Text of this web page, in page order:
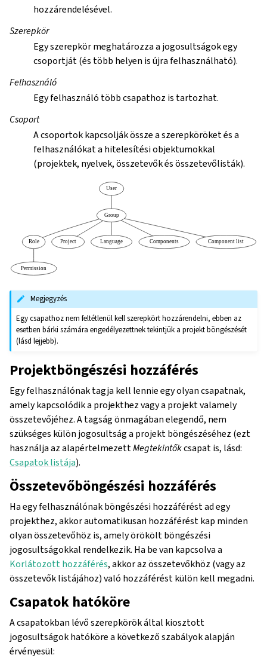
hozzárendelésével.
Szerepkör
Egy szerepkör meghatározza a jogosultságok egy
csoportját (és több helyen is újra felhasználható).
Felhasználó
Egy felhasználó több csapathoz is tartozhat.
Csoport
A csoportok kapcsolják össze a szerepköröket és a
felhasználókat a hitelesítési objektumokkal
(projektek, nyelvek, összetevők és összetevőlisták).
Megjegyzés
Egy csapathoz nem feltétlenül kell szerepkört hozzárendelni, ebben az
esetben bárki számára engedélyezettnek tekintjük a projekt böngészését
(lásd lejjebb).
Projektböngészési hozzáférés
Egy felhasználónak tagja kell lennie egy olyan csapatnak,
amely kapcsolódik a projekthez vagy a projekt valamely
összetevőjéhez. A tagság önmagában elegendő, nem
szükséges külön jogosultság a projekt böngészéséhez (ezt
használja az alapértelmezettMegtekintőkcsapat is, lásd:
Csapatok listája).
Összetevőböngészési hozzáférés
Ha egy felhasználónak böngészési hozzáférést ad egy
projekthez, akkor automatikusan hozzáférést kap minden
olyan összetevőhöz is, amely örökölt böngészési
jogosultságokkal rendelkezik. Ha be van kapcsolva a
Korlátozott hozzáférés, akkor az összetevőkhöz (vagy az
összetevők listájához) való hozzáférést külön kell megadni.
Csapatok hatóköre
A csapatokban lévő szerepkörök által kiosztott
jogosultságok hatóköre a következő szabályok alapján
érvényesül: